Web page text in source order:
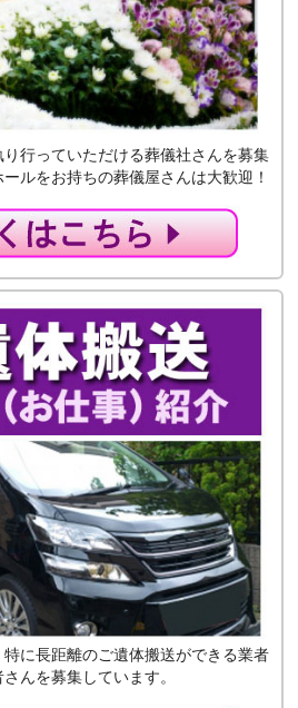
行っていただける葬儀社さんを募集
ルをお持ちの葬儀屋さんは大歓迎！
に長距離のご遺体搬送ができる業者
んを募集しています。